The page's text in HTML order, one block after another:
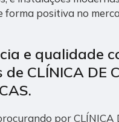
forma positiva no
e qualidade
CLÍNICA DE
por CLÍNICA